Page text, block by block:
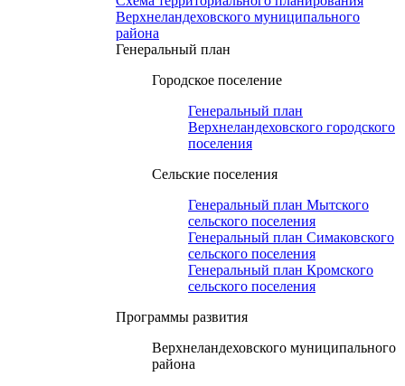
Верхнеландеховского муниципального
района
Генеральный план
Городское поселение
Генеральный план
Верхнеландеховского городского
поселения
Сельские поселения
Генеральный план Мытского
сельского поселения
Генеральный план Симаковского
сельского поселения
Генеральный план Кромского
сельского поселения
Программы развития
Верхнеландеховского муниципального
района